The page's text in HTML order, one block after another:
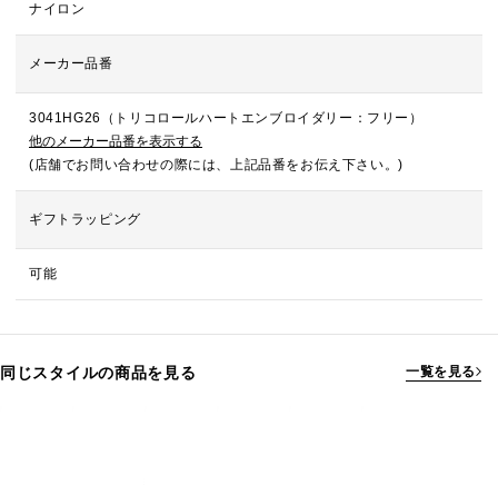
ナイロン
メーカー品番
3041HG26（トリコロールハートエンブロイダリー：フリー）
他のメーカー品番を表示する
(店舗でお問い合わせの際には、上記品番をお伝え下さい。)
ギフトラッピング
可能
同じスタイルの商品を見る 一覧を見る